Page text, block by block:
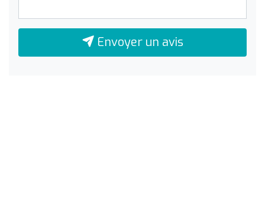
Envoyer un avis